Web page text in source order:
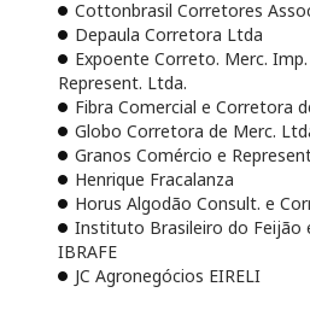
Cottonbrasil Corretores
Depaula Corretora Ltda
Expoente Correto. Merc.
Represent. Ltda.
Fibra Comercial e Corretora
Globo Corretora de Merc.
Granos Comércio e
Henrique Fracalanza
Horus Algodão Consult. e
Instituto Brasileiro do Feijão
IBRAFE
JC Agronegócios EIRELI